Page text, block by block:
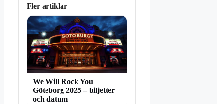
Fler artiklar
We Will Rock You
Göteborg 2025 – biljetter
och datum